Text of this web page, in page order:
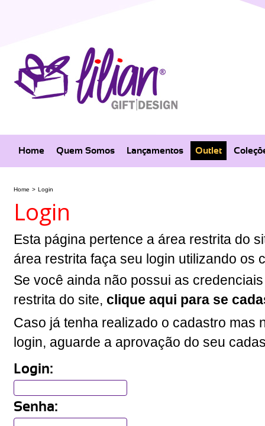
Home Quem Somos Lançamentos Outlet
Home > Login
Login
Esta página pertence a área restrita do
área restrita faça seu login utilizando os
Se você ainda não possui as
restrita do site, clique aqui para se
Caso já tenha realizado o cadastro mas
login, aguarde a aprovação do seu
Login:
Senha: